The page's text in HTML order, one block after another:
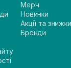
Мерч
Новинки
Акції та знижки
Бренди